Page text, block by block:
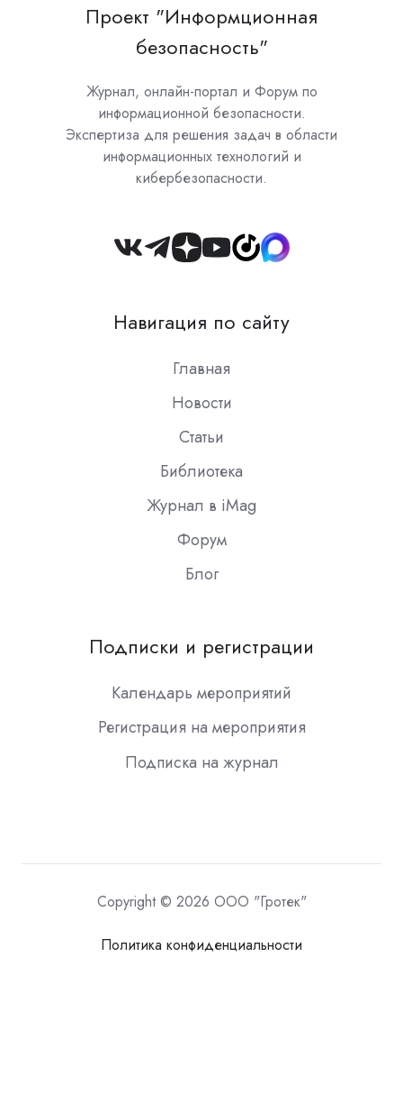
Проект "Информционная
безопасность"
Журнал, онлайн-портал и Форум по
информационной безопасности.
Экспертиза для решения задач в области
информационных технологий и
кибербезопасности.
Join
Slack
Навигация по сайту
Главная
Новости
Статьи
Библиотека
Журнал в iMag
Форум
Блог
Подписки и регистрации
Календарь мероприятий
Регистрация на мероприятия
Подписка на журнал
Copyright © 2026 ООО "Гротек"
Политика конфиденциальности